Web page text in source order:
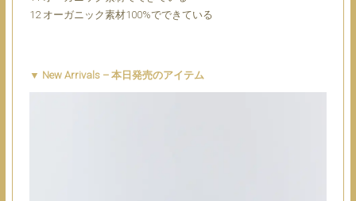
12 オーガニック素材100%でできている
▼ New Arrivals – 本日発売のアイテム